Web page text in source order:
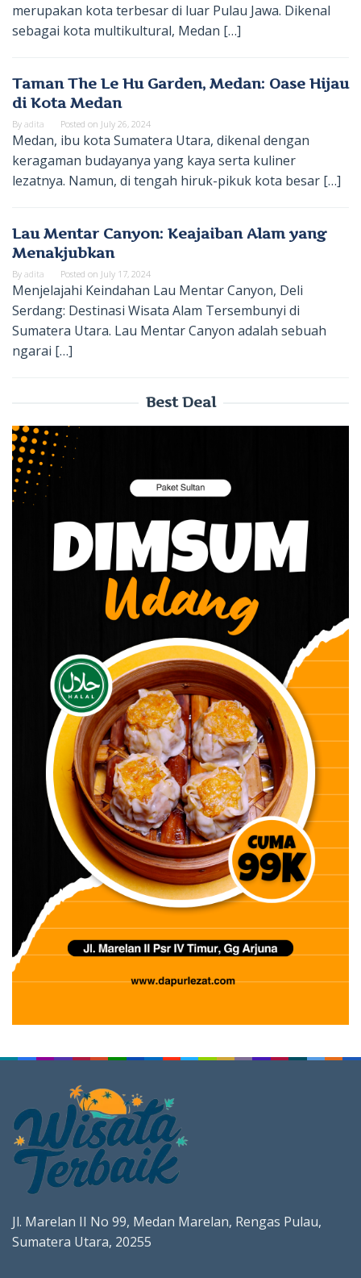
merupakan kota terbesar di luar Pulau Jawa. Dikenal
sebagai kota multikultural, Medan […]
Taman The Le Hu Garden, Medan: Oase Hijau
di Kota Medan
By adita Posted on July 26, 2024
Medan, ibu kota Sumatera Utara, dikenal dengan
keragaman budayanya yang kaya serta kuliner
lezatnya. Namun, di tengah hiruk-pikuk kota besar […]
Lau Mentar Canyon: Keajaiban Alam yang
Menakjubkan
By adita Posted on July 17, 2024
Menjelajahi Keindahan Lau Mentar Canyon, Deli
Serdang: Destinasi Wisata Alam Tersembunyi di
Sumatera Utara. Lau Mentar Canyon adalah sebuah
ngarai […]
Best Deal
Jl. Marelan II No 99, Medan Marelan, Rengas Pulau,
Sumatera Utara, 20255